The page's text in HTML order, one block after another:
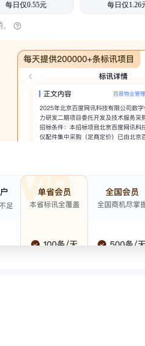
每日仅0.55元 每日仅1.26